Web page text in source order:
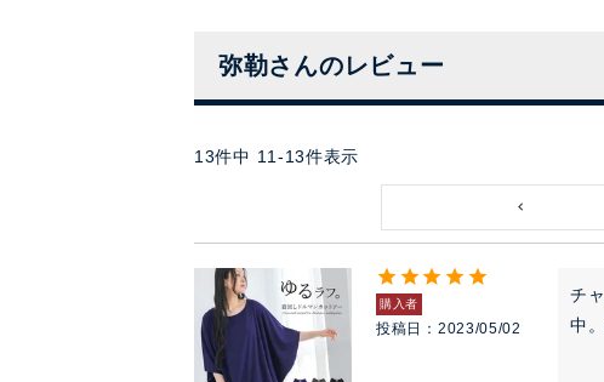
弥勒さんのレビュー
13件中 11 -13件表示
購入者
投稿日 2023/05/02
チ
中